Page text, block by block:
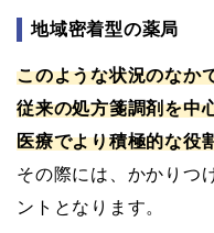
地域密着型の薬局
このような状況のなか
従来の処方箋調剤を中
医療でより積極的な役
その際には、かかりつ
ントとなります。